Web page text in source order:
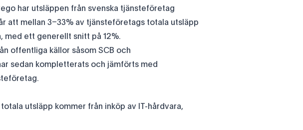
har utsläppen från svenska tjänsteföretag
att mellan 3–33% av tjänsteföretags totala utsläpp
med ett generellt snitt på 12%.
offentliga källor såsom SCB och
sedan kompletterats och jämförts med
utsläpp kommer från inköp av IT-hårdvara,